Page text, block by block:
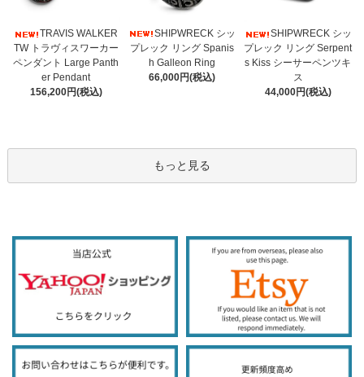
TRAVIS WALKER
TW トラヴィスワーカー
ペンダント Large Panth
er Pendant
156,200円(税込)
SHIPWRECK シッ
プレック リング Spanis
h Galleon Ring
66,000円(税込)
SHIPWRECK シッ
プレック リング Serpent
s Kiss シーサーペンツキ
ス
44,000円(税込)
もっと見る